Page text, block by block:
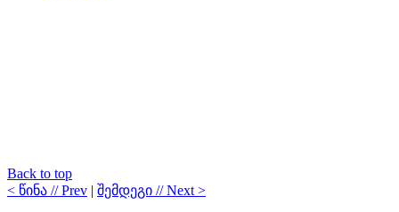
Back to top
< წინა // Prev | შემდეგი // Next >